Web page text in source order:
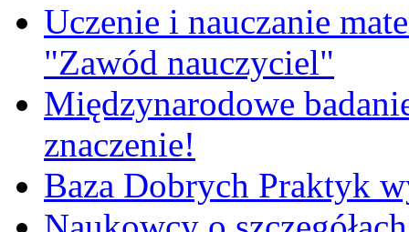
Uczenie i nauczanie
"Zawód nauczyciel"
Międzynarodowe
znaczenie!
Baza Dobrych Praktyk